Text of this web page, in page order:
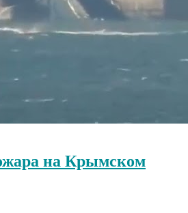
на Крымском